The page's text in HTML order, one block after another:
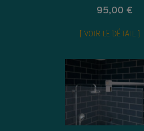
95,00 €
VOIR LE DÉTAIL